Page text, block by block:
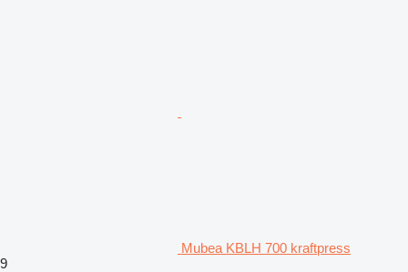
Mubea KBLH 700 kraftpress
9